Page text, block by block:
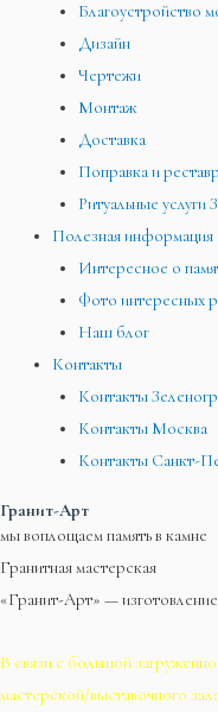
Благоустройство
Дизайн
Чертежи
Монтаж
Доставка
Поправка и
Ритуальные услуги
Полезная информация
Интересное о
Фото интересных
Наш блог
Контакты
Контакты
Контакты Москва
Контакты Санкт-
Гранит-Арт
мы воплощаем память в камне
Гранитная мастерская
«Гранит-Арт» —
В связи с большой
мастерской/выставочного